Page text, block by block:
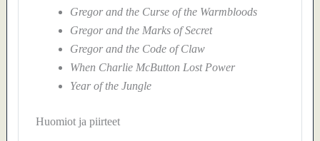
Gregor and the Curse of the Warmbloods
Gregor and the Marks of Secret
Gregor and the Code of Claw
When Charlie McButton Lost Power
Year of the Jungle
Huomiot ja piirteet